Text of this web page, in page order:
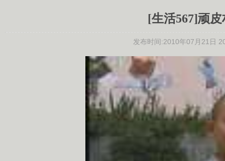
[生活567]顽皮
发布时间:2010年07月21日